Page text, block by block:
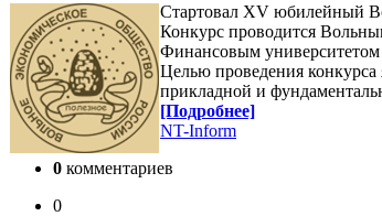
Cтартовал XV юбилейный
Конкурс проводится
Финансовым
Целью проведения
прикладной и
[Подробнее]
NT-Inform
0 комментариев
0